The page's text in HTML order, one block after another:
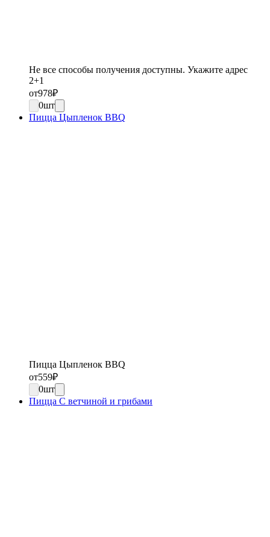
Не все способы получения доступны. Укажите адрес
2+1
от978₽
0шт
Пицца Цыпленок BBQ
Пицца Цыпленок BBQ
от559₽
0шт
Пицца С ветчиной и грибами